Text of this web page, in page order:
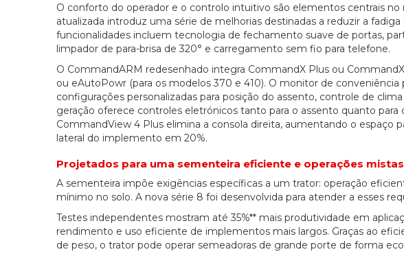
O conforto do operador e o controlo intuitivo são elementos centrais
atualizada introduz uma série de melhorias destinadas a reduzir a
funcionalidades incluem tecnologia de fechamento suave de portas,
limpador de para-brisa de 320° e carregamento sem fio para telefone.
O CommandARM redesenhado integra CommandX Plus ou
ou eAutoPowr (para os modelos 370 e 410). O monitor de
configurações personalizadas para posição do assento, controle de
geração oferece controles eletrónicos tanto para o assento quanto
CommandView 4 Plus elimina a consola direita, aumentando o espaço
lateral do implemento em 20%.
Projetados para uma sementeira eficiente e operações mistas
A sementeira impõe exigências específicas a um trator: operação
mínimo no solo. A nova série 8 foi desenvolvida para atender a esses
Testes independentes mostram até 35%** mais produtividade em
rendimento e uso eficiente de implementos mais largos. Graças ao
de peso, o trator pode operar semeadoras de grande porte de forma